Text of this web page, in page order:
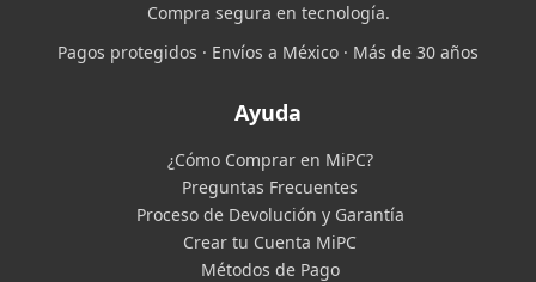
Compra segura en tecnología.
Pagos protegidos · Envíos a México · Más de 30 años
Ayuda
¿Cómo Comprar en MiPC?
Preguntas Frecuentes
Proceso de Devolución y Garantía
Crear tu Cuenta MiPC
Métodos de Pago